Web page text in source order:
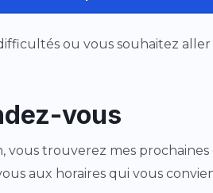
ou vous souhaitez
vous
vous trouverez mes
aux horaires qui vous